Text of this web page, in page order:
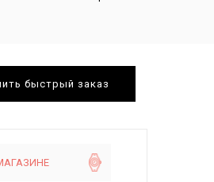
быстрый заказ